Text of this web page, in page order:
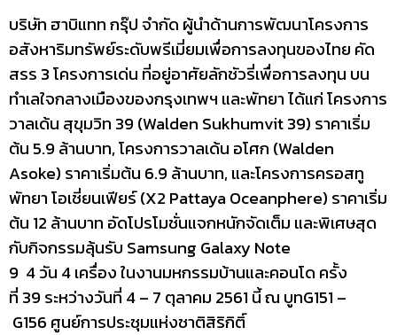
บริษัท ฮาบิแทท กรุ๊ป จำกัด ผู้นำด้านการพัฒนาโครงการ
อสังหาริมทรัพย์ระดับพรีเมี่ยมเพื่อการลงทุนของไทย คัด
สรร 3 โครงการเด่น ที่อยู่อาศัยลักชัวรี่เพื่อการลงทุน บน
ทำเลใจกลางเมืองของกรุงเทพฯ และพัทยา ได้แก่ โครงการ
วาลเด้น สุขุมวิท 39 (Walden Sukhumvit 39) ราคาเริ่ม
ต้น 5.9 ล้านบาท, โครงการวาลเด้น อโศก (Walden
Asoke) ราคาเริ่มต้น 6.9 ล้านบาท, และโครงการครอสทู
พัทยา โอเชี่ยนเฟียร์ (X2 Pattaya Oceanphere) ราคาเริ่ม
ต้น 12 ล้านบาท อัดโปรโมชั่นแจกหนักจัดเต็ม และพิเศษสุด
กับกิจกรรมลุ้นรับ Samsung Galaxy Note
9 4 วัน 4 เครื่อง ในงานมหกรรมบ้านและคอนโด ครั้ง
ที่ 39 ระหว่างวันที่ 4 – 7 ตุลาคม 2561 นี้ ณ บูทG151 –
G156 ศูนย์การประชุมแห่งชาติสิริกิติ์